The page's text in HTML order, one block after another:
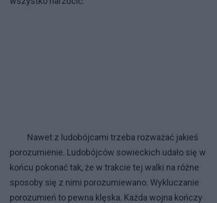
Na­wet z lu­do­bój­ca­mi trze­ba roz­wa­żać ja­kieś
po­ro­zu­mie­nie. Lu­do­bój­ców so­wiec­ki­ch uda­ło się w
koń­cu po­ko­nać tak, że w trak­cie tej walki na róż­ne
spo­so­by się z ni­mi po­ro­zu­mie­wa­no. Wy­klu­cza­nie
po­ro­zu­mień to pew­na klę­ska. Każ­da woj­na koń­czy